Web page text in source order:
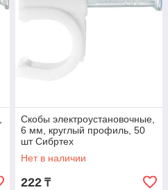
Скобы электроустановочные,
6 мм, круглый профиль, 50
шт Сибртех
Нет в наличии
222 ₸